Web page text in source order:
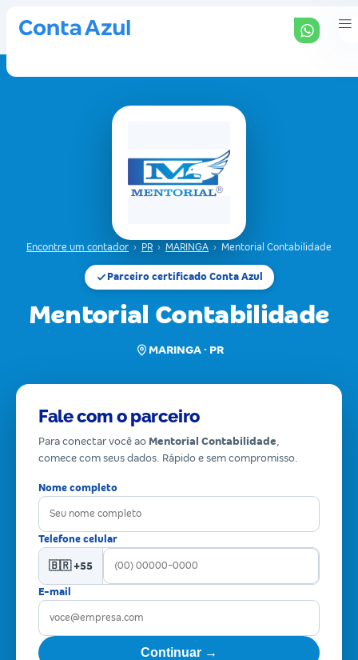
Encontre um contador › PR › MARINGA › Mentorial Contabilidade
Parceiro certificado Conta Azul
Mentorial Contabilidade
MARINGA · PR
Fale com o parceiro
Para conectar você ao Mentorial Contabilidade,
comece com seus dados. Rápido e sem compromisso.
Nome completo
Telefone celular
🇧🇷 +55
E-mail
Continuar →